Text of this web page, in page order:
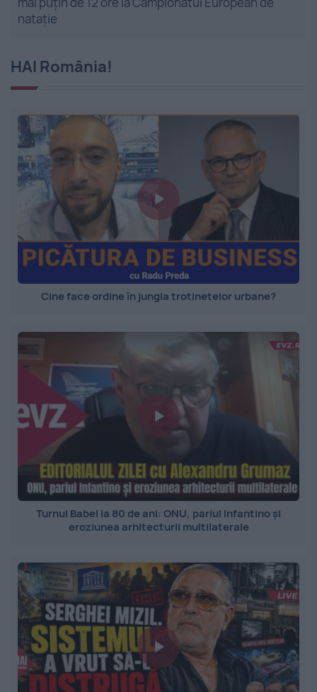
nataţie
HAI România!
Cine face ordine în jungla trotinetelor urbane?
Turnul Babel la 80 de ani: ONU, pariul Infantino și
eroziunea arhitecturii multilaterale